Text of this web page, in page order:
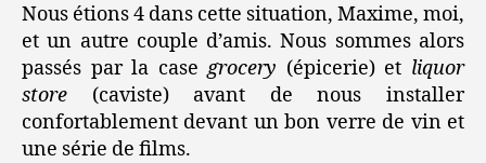
Nous étions 4 dans cette situation, Maxime, moi,
et un autre couple d’amis. Nous sommes alors
passés par la casegrocery (épicerie) et liquor
store (caviste) avant de nous installer
confortablement devant un bon verre de vin et
une série de films.